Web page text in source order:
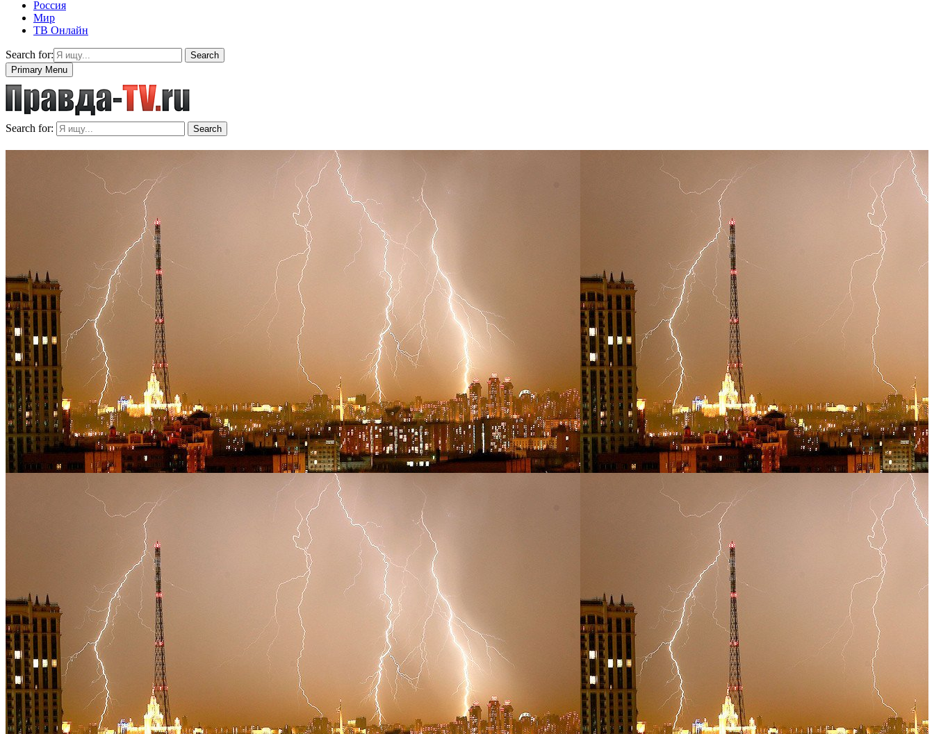
Россия
Мир
ТВ Онлайн
Search for:
Search
Primary Menu
Search for: Search